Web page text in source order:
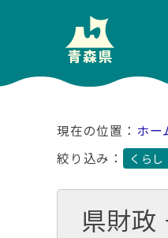
ホー
絞り込み：
くらし
県財政